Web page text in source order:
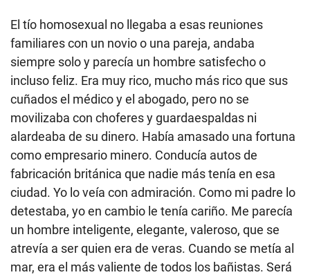
El tío homosexual no llegaba a esas reuniones
familiares con un novio o una pareja, andaba
siempre solo y parecía un hombre satisfecho o
incluso feliz. Era muy rico, mucho más rico que sus
cuñados el médico y el abogado, pero no se
movilizaba con choferes y guardaespaldas ni
alardeaba de su dinero. Había amasado una fortuna
como empresario minero. Conducía autos de
fabricación británica que nadie más tenía en esa
ciudad. Yo lo veía con admiración. Como mi padre lo
detestaba, yo en cambio le tenía cariño. Me parecía
un hombre inteligente, elegante, valeroso, que se
atrevía a ser quien era de veras. Cuando se metía al
mar, era el más valiente de todos los bañistas. Será